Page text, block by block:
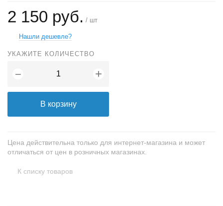
2 150 руб. / шт
Нашли дешевле?
УКАЖИТЕ КОЛИЧЕСТВО
− +
В корзину
Цена действительна только для интернет-магазина и может
отличаться от цен в розничных магазинах.
К списку товаров